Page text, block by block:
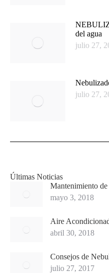
del agua
julio 27,
julio 27,
Últimas Noticias
Mantenimiento
mayo 3, 2018
Aire
abril 30, 2018
Consejos de
julio 27, 2017